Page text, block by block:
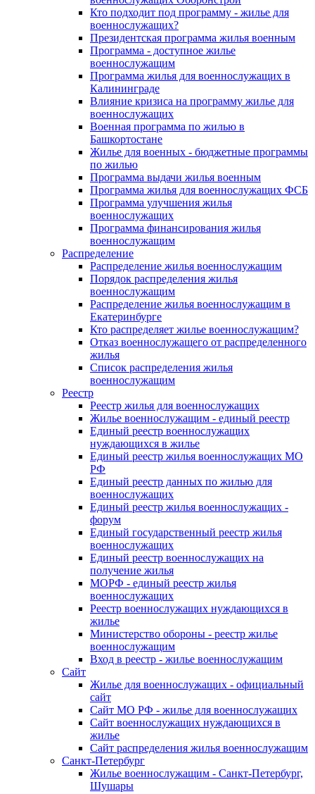
Кто подходит под программу - жилье для
военнослужащих?
Президентская программа жилья военным
Программа - доступное жилье
военнослужащим
Программа жилья для военнослужащих в
Калининграде
Влияние кризиса на программу жилье для
военнослужащих
Военная программа по жилью в
Башкортостане
Жилье для военных - бюджетные программы
по жилью
Программа выдачи жилья военным
Программа жилья для военнослужащих ФСБ
Программа улучшения жилья
военнослужащих
Программа финансирования жилья
военнослужащим
Распределение
Распределение жилья военнослужащим
Порядок распределения жилья
военнослужащим
Распределение жилья военнослужащим в
Екатеринбурге
Кто распределяет жилье военнослужащим?
Отказ военнослужащего от распределенного
жилья
Список распределения жилья
военнослужащим
Реестр
Реестр жилья для военнослужащих
Жилье военнослужащим - единый реестр
Единый реестр военнослужащих
нуждающихся в жилье
Единый реестр жилья военнослужащих МО
РФ
Единый реестр данных по жилью для
военнослужащих
Единый реестр жилья военнослужащих -
форум
Единый государственный реестр жилья
военнослужащих
Единый реестр военнослужащих на
получение жилья
МОРФ - единый реестр жилья
военнослужащих
Реестр военнослужащих нуждающихся в
жилье
Министерство обороны - реестр жилье
военнослужащим
Вход в реестр - жилье военнослужащим
Сайт
Жилье для военнослужащих - официальный
сайт
Сайт МО РФ - жилье для военнослужащих
Сайт военнослужащих нуждающихся в
жилье
Сайт распределения жилья военнослужащим
Санкт-Петербург
Жилье военнослужащим - Санкт-Петербург,
Шушары